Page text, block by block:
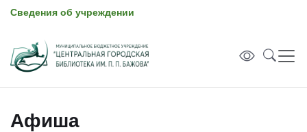
Сведения об учреждении
Афиша